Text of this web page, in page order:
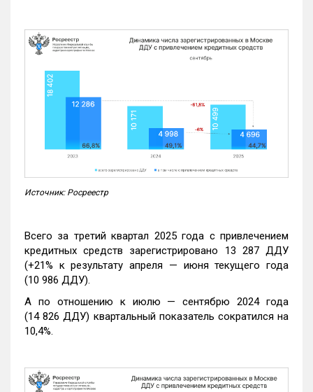
Источник: Росреестр
Всего за третий квартал 2025 года с привлечением
кредитных средств зарегистрировано 13 287 ДДУ
(+21% к результату апреля — июня текущего года
(10 986 ДДУ).
А по отношению к июлю — сентябрю 2024 года
(14 826 ДДУ) квартальный показатель сократился на
10,4%.